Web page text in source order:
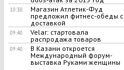
10:30
Магазин Атлетик-Фуд
предложил фитнес-обеды с
доставкой
09:40
Velar: стартовала
распродажа товаров
09:40
В Казани откроется
Международный форум-
выставка Руками женщины